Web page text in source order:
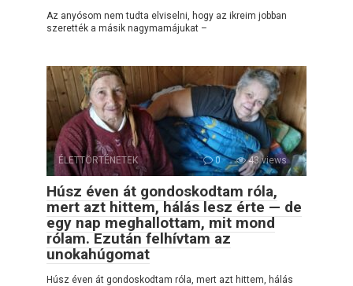
Az anyósom nem tudta elviselni, hogy az ikreim jobban
szerették a másik nagymamájukat –
ÉLETTÖRTÉNETEK 0 43 views
Húsz éven át gondoskodtam róla,
mert azt hittem, hálás lesz érte — de
egy nap meghallottam, mit mond
rólam. Ezután felhívtam az
unokahúgomat
Húsz éven át gondoskodtam róla, mert azt hittem, hálás